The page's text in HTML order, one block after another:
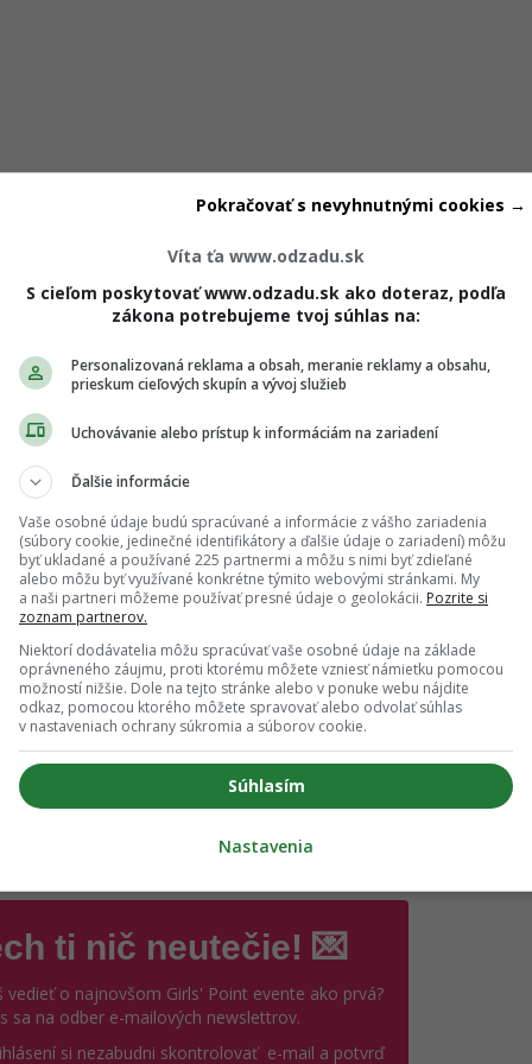
ktoré sa radi hádajú
do všetkého vždy naplno, je to Baran. Ľudia narodení v
a neboja sa povedať svoj názor nahlas – aj keď to môže
ničím neobvyklým. Skôr prirodzenou súčasťou komunikácie.
Skvelé správy pre 3 znamenia: Nový týždeň so
nesie mnoho prekvapení
Všimla si si, že na jar sa ti vždy viac darí? Tieto
znamenia majú toto obdobie v krvi
rýchlo, no rovnako rýchlo ho to aj prejde. Problémom však
reagovať skôr, než si veci premyslí. V hádke chce
ti nič neutečie! 💌
vedieť o najnovšom Girls' Point evente ako prvá?
sa na odber e-mailových newslettrov.
si nezabudni skontrolovať e-mail a potvrď
Víta ťa www.odzadu.sk
S cieľom poskytovať www.odzadu.sk ako doteraz, podľa
zákona potrebujeme tvoj súhlas na:
Personalizovaná reklama a obsah, meranie reklamy a obsahu,
prieskum cieľových skupín a vývoj služieb
Uchovávanie alebo prístup k informáciám na zariadení
Ďalšie informácie
Vaše osobné údaje budú spracúvané a informácie z vášho zariadenia
(súbory cookie, jedinečné identifikátory a ďalšie údaje o zariadení) môžu
byť ukladané a používané 225 partnermi a môžu s nimi byť zdieľané
alebo môžu byť využívané konkrétne týmito webovými stránkami. My
a naši partneri môžeme používať presné údaje o geolokácii. Pozrite si
zoznam partnerov.
Niektorí dodávatelia môžu spracúvať vaše osobné údaje na základe
oprávneného záujmu, proti ktorému môžete vzniesť námietku pomocou
možností nižšie. Dole na tejto stránke alebo v ponuke webu nájdite
odkaz, pomocou ktorého môžete spravovať alebo odvolať súhlas
v nastaveniach ochrany súkromia a súborov cookie.
Súhlasím
Pokračovať s nevyhnutnými cookies →
Nastavenia